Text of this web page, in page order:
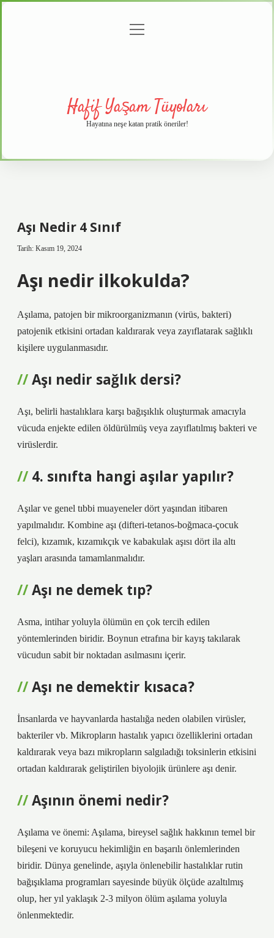
menüyü
Hafif Yaşam Tüyoları
Hayatına neşe katan pratik öneriler!
Aşı Nedir 4 Sınıf
Tarih: Kasım 19, 2024
Aşı nedir ilkokulda?
Aşılama, patojen bir mikroorganizmanın (virüs, bakteri)
patojenik etkisini ortadan kaldırarak veya zayıflatarak sağlıklı
kişilere uygulanmasıdır.
Aşı nedir sağlık dersi?
Aşı, belirli hastalıklara karşı bağışıklık oluşturmak amacıyla
vücuda enjekte edilen öldürülmüş veya zayıflatılmış bakteri ve
virüslerdir.
4. sınıfta hangi aşılar yapılır?
Aşılar ve genel tıbbi muayeneler dört yaşından itibaren
yapılmalıdır. Kombine aşı (difteri-tetanos-boğmaca-çocuk
felci), kızamık, kızamıkçık ve kabakulak aşısı dört ila altı
yaşları arasında tamamlanmalıdır.
Aşı ne demek tıp?
Asma, intihar yoluyla ölümün en çok tercih edilen
yöntemlerinden biridir. Boynun etrafına bir kayış takılarak
vücudun sabit bir noktadan asılmasını içerir.
Aşı ne demektir kısaca?
İnsanlarda ve hayvanlarda hastalığa neden olabilen virüsler,
bakteriler vb. Mikropların hastalık yapıcı özelliklerini ortadan
kaldırarak veya bazı mikropların salgıladığı toksinlerin etkisini
ortadan kaldırarak geliştirilen biyolojik ürünlere aşı denir.
Aşının önemi nedir?
Aşılama ve önemi: Aşılama, bireysel sağlık hakkının temel bir
bileşeni ve koruyucu hekimliğin en başarılı önlemlerinden
biridir. Dünya genelinde, aşıyla önlenebilir hastalıklar rutin
bağışıklama programları sayesinde büyük ölçüde azaltılmış
olup, her yıl yaklaşık 2-3 milyon ölüm aşılama yoluyla
önlenmektedir.